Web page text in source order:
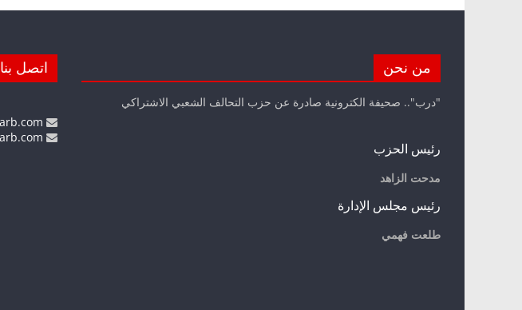
من نحن
"درب".. صحيفة الكترونية صادرة عن حزب التحالف الشعبي الاشتراكي
رئيس الحزب
مدحت الزاهد
رئيس مجلس الإدارة
طلعت فهمي
اتصل بنا